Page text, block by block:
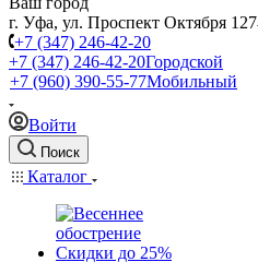
г. Уфа, ул. Проспект Октября 127
+7 (347) 246-42-20
+7 (347) 246-42-20Городской
+7 (960) 390-55-77Мобильный
Войти
Поиск
Каталог